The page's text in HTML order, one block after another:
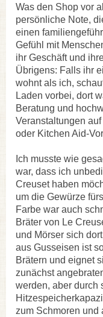
Was den Shop vor
persönliche Note,
einen
Gefühl mit
ihr Geschäft und
Übrigens: Falls ihr
wohnt als ich,
Laden vorbei, dort
Beratung und
Veranstaltungen
oder Kitchen Aid-
Ich musste wie
war, dass ich
Creuset haben
um die Gewürze
Farbe war auch
Bräter von Le
und Mörser sich
aus Gusseisen ist
Brätern und eignet
zunächst
werden, aber durch
zum Schmoren und